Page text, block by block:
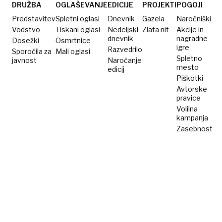
Trump?
DRUŽBA
Predstavitev
Vodstvo
Dosežki
Sporočila za
javnost
OGLAŠEVANJE
Spletni oglasi
Tiskani oglasi
Osmrtnice
Mali oglasi
EDICIJE
Dnevnik
Nedeljski
dnevnik
Razvedrilo
Naročanje
edicij
PROJEKTI
Gazela
Zlata nit
POGOJI
Naročniški
Akcije in
nagradne
igre
Spletno
mesto
Piškotki
Avtorske
pravice
Volilna
kampanja
Zasebnost